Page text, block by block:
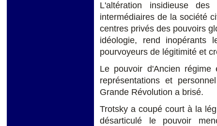
L'altération insidieuse
intermédiaires de la société
centres privés des pouvoirs
idéologie, rend inopérants
pourvoyeurs de légitimité et
Le pouvoir d'Ancien
représentations et
Grande Révolution a brisé.
Trotsky a coupé court à la
désarticulé le pouvoir